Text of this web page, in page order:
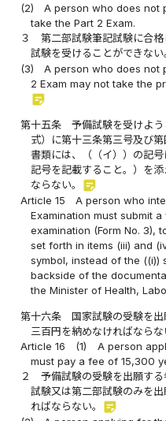
(2)
A person who does not
take the Part 2 Exam.
３
第二部試験筆記試験に合
試験を受けることができない
(3)
A person who does not
2 Exam may not take the
sticky_note_2
第十五条
予備試験を受けよ
式）に第十三条第三号及び
書類には、（（イ））の記
記号を記載すること。）を
ならない。 sticky_note_2
Article 15
A person who
Examination must submit
examination (Form No. 3),
set forth in items (iii) and
symbol, instead of the ((i))
backside of the
the Minister of Health,
第十六条
国家試験の受験を
三百円を納めなければならな
Article 16
(1)
A person
must pay a fee of 15,300
２
予備試験の受験を出願す
試験又は第二部試験のみを
ればならない。 sticky_note_2